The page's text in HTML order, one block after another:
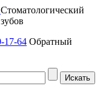
Стоматологический
17-64 Обратный